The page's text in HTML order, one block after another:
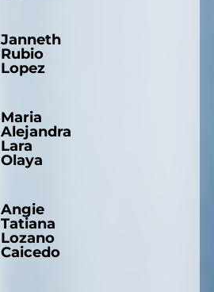
Janneth
Rubio
Lopez
Maria
Alejandra
Lara
Olaya
Angie
Tatiana
Lozano
Caicedo